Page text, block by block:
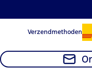
Verzendmethoden